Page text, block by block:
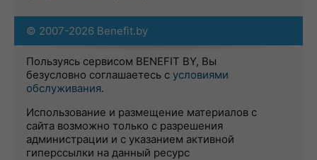
© 2007-2026 Benefit.by
Пользуясь сервисом BENEFIT BY, Вы
безусловно соглашаетесь с условиями
обслуживания.
Использование и размещение материалов с
сайта возможно только с разрешения
администрации и с указанием активной
гиперссылки на данный ресурс